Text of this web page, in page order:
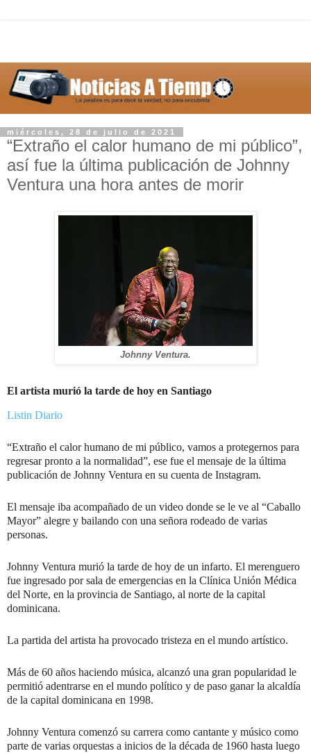
miércoles, 28 de julio de 2021
“Extraño el calor humano de mi público”,
así fue la última publicación de Johnny
Ventura una hora antes de morir
Johnny Ventura.
El artista murió la tarde de hoy en Santiago
Listin Diario
“Extraño el calor humano de mi público, vamos a protegernos para
regresar pronto a la normalidad”, ese fue el mensaje de la última
publicación de Johnny Ventura en su cuenta de Instagram.
El mensaje iba acompañado de un video donde se le ve al “Caballo
Mayor” alegre y bailando con una señora rodeado de varias
personas.
Johnny Ventura murió la tarde de hoy de un infarto. El merenguero
fue ingresado por sala de emergencias en la Clínica Unión Médica
del Norte, en la provincia de Santiago, al norte de la capital
dominicana.
La partida del artista ha provocado tristeza en el mundo artístico.
Más de 60 años haciendo música, alcanzó una gran popularidad le
permitió adentrarse en el mundo político y de paso ganar la alcaldía
de la capital dominicana en 1998.
Johnny Ventura comenzó su carrera como cantante y músico como
parte de varias orquestas a inicios de la década de 1960 hasta luego